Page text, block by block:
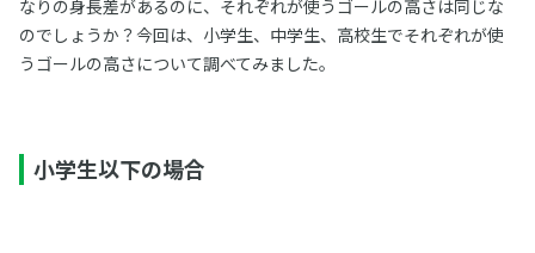
なりの身長差があるのに、それぞれが使うゴールの高さは同じな
のでしょうか？今回は、小学生、中学生、高校生でそれぞれが使
うゴールの高さについて調べてみました。
小学生以下の場合